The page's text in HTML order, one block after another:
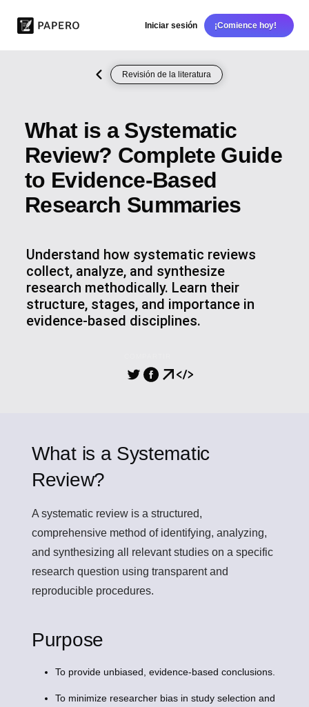
Iniciar sesión ¡Comience hoy!
Revisión de la literatura
What is a Systematic
Review? Complete Guide
to Evidence-Based
Research Summaries
Understand how systematic reviews
collect, analyze, and synthesize
research methodically. Learn their
structure, stages, and importance in
evidence-based disciplines.
What is a Systematic
Review?
A systematic review is a structured,
comprehensive method of identifying, analyzing,
and synthesizing all relevant studies on a specific
research question using transparent and
reproducible procedures.
Purpose
To provide unbiased, evidence-based conclusions.
To minimize researcher bias in study selection and